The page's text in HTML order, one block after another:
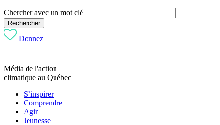
Chercher avec un mot clé
Rechercher
Donnez
Média de l'action
climatique au Québec
S’inspirer
Comprendre
Agir
Jeunesse